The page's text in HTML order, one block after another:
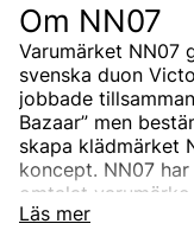
Läs mer
Om NN07
Varumärket NN07
svenska duon
jobbade
Bazaar” men
skapa klädmärket
koncept. NN07
omtalat
drivs inte av